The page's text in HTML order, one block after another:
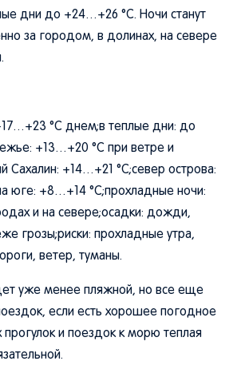
дни до +24…+26 °C. Ночи станут
за городом, в долинах, на севере
°C днем;в теплые дни: до
+13…+20 °C при ветре и
Сахалин: +14…+21 °C;север острова:
юге: +8…+14 °C;прохладные ночи:
и на севере;осадки: дожди,
грозы;риски: прохладные утра,
ветер, туманы.
уже менее пляжной, но все еще
если есть хорошее погодное
прогулок и поездок к морю теплая